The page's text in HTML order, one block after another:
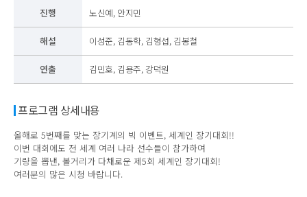
진행 노신예, 안지민
해설 이성준, 김동학, 김형섭, 김봉철
연출 김민호, 김용주, 강덕원
프로그램 상세내용
올해로 5번째를 맞는 장기계의 빅 이벤트, 세계인 장기대회!!
이번 대회에도 전 세계 여러 나라 선수들이 참가하여
기량을 뽑낸, 볼거리가 다채로운 제5회 세계인 장기대회!
여러분의 많은 시청 바랍니다.